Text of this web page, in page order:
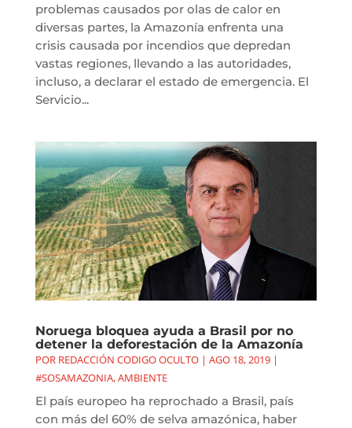
problemas causados por olas de calor en
diversas partes, la Amazonía enfrenta una
crisis causada por incendios que depredan
vastas regiones, llevando a las autoridades,
incluso, a declarar el estado de emergencia. El
Servicio...
Noruega bloquea ayuda a Brasil por no
detener la deforestación de la Amazonía
POR REDACCIÓN CODIGO OCULTO| AGO 18, 2019|
#SOSAMAZONIA,AMBIENTE
El país europeo ha reprochado a Brasil, país
con más del 60% de selva amazónica, haber